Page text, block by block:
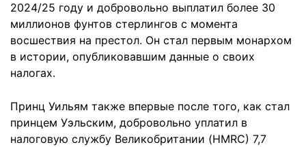
2024/25 году и добровольно выплатил более 30
миллионов фунтов стерлингов с момента
восшествия на престол. Он стал первым монархом
в истории, опубликовавшим данные о своих
налогах.
Принц Уильям также впервые после того, как стал
принцем Уэльским, добровольно уплатил в
налоговую службу Великобритании (HMRC) 7,7